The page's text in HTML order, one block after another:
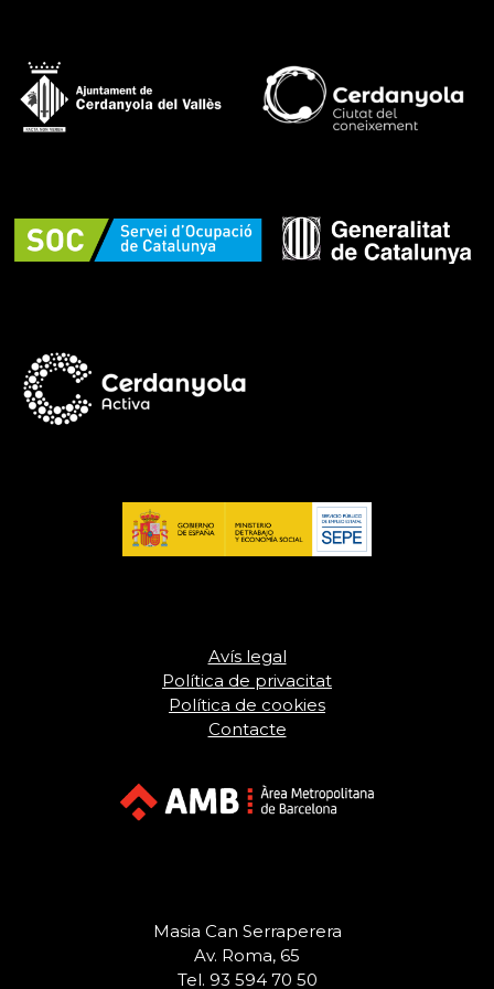
Avís legal
Política de privacitat
Política de cookies
Contacte
Masia Can Serraperera
Av. Roma, 65
Tel. 93 594 70 50